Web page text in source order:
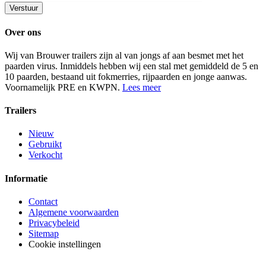
Over ons
Wij van Brouwer trailers zijn al van jongs af aan besmet met het
paarden virus. Inmiddels hebben wij een stal met gemiddeld de 5 en
10 paarden, bestaand uit fokmerries, rijpaarden en jonge aanwas.
Voornamelijk PRE en KWPN. Lees meer
Trailers
Nieuw
Gebruikt
Verkocht
Informatie
Contact
Algemene voorwaarden
Privacybeleid
Sitemap
Cookie instellingen